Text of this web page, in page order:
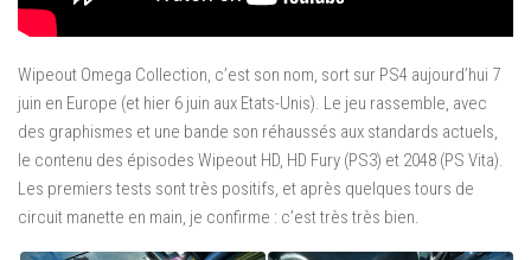
Wipeout Omega Collection, c’est son nom, sort sur PS4 aujourd’hui 7
juin en Europe (et hier 6 juin aux Etats-Unis). Le jeu rassemble, avec
des graphismes et une bande son réhaussés aux standards actuels,
le contenu des épisodes Wipeout HD, HD Fury (PS3) et 2048 (PS Vita).
Les premiers tests sont très positifs, et après quelques tours de
circuit manette en main, je confirme : c’est très très bien.